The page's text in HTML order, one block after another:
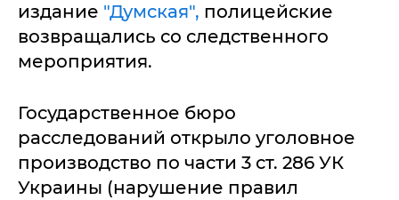
издание "Думская", полицейские
возвращались со следственного
мероприятия.
Государственное бюро
расследований открыло уголовное
производство по части 3 ст. 286 УК
Украины (нарушение правил